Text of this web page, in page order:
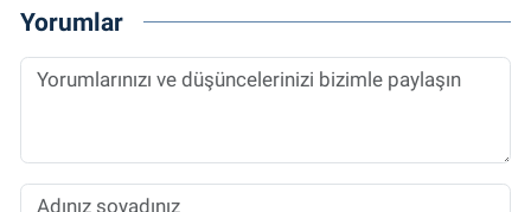
Spor, Sağlık ve Ekonomi Editörü olarak
sürdürmektedir.
Yorumlar